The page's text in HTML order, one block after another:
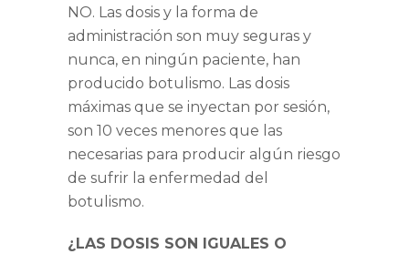
NO. Las dosis y la forma de
administración son muy seguras y
nunca, en ningún paciente, han
producido botulismo. Las dosis
máximas que se inyectan por sesión,
son 10 veces menores que las
necesarias para producir algún riesgo
de sufrir la enfermedad del
botulismo.
¿LAS DOSIS SON IGUALES O